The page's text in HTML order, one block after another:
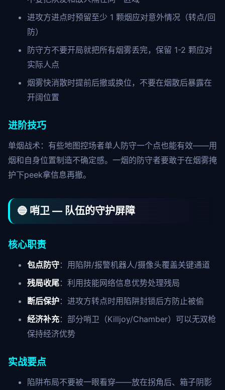
进攻方进点时预留至少 1 颗烟应对意外情况（转点/回
防）
防守方不要开局就把所有烟雾丢完，保留 1-2 颗应对
实际人点
烟雾快消散时提前后撤或换位，不要在烟散后暴露在
开阔位置
进阶技巧
单烟战术：有些地图控场者单人防守一个点也能有效——用
烟和自身位置制造不确定感。一烟的防守者要敢于在烟雾掩
护下peek拿信息再撤。
🔵 哨卫 — 队伍的守护屏障
核心职责
包点防守：用陷阱/报警机器人/摄像头覆盖关键通道
残局收尾：利用技能网络信息优势处理残局
断后保护：进攻方转点时用陷阱封锁后方防止被偷
经济补充：部分哨卫（Killjoy/Chamber）可以无双枪
保持经济优势
实战要点
陷阱布局不要被一眼看穿——放在拐角后、箱子阴影